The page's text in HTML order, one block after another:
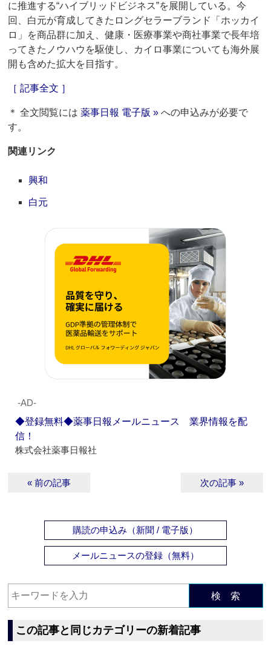
に推進する“ハイブリッドビジネス”を展開している。今
回、白元が育成してきたロングセラーブランド「ホッカイ
ロ」を商品群に加え、健康・医療事業や商社事業で長年培
ってきたノウハウを駆使し、カイロ事業についても海外展
開も含めた拡大を目指す。
［ 記事全文 ］
＊ 全文閲覧には薬事日報 電子版 » への申込みが必要で
す。
関連リンク
興和
白元
‐AD‐
◆登録無料◆薬事日報メールニュース 業界情報を配
信！
株式会社薬事日報社
« 前の記事 次の記事 »
購読の申込み（新聞 / 電子版）
メールニュースの登録（無料）
検 索
この記事と同じカテゴリーの新着記事